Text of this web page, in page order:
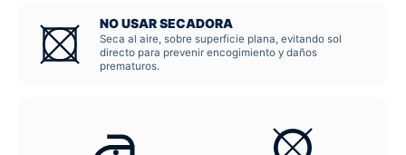
NO USAR SECADORA
Seca al aire, sobre superficie plana, evitando sol
directo para prevenir encogimiento y daños
prematuros.